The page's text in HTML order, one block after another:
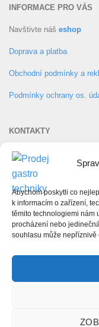
Abychom poskytli co
k informacím o zařízení,
těmito technologiemi nám
procházení nebo
souhlasu může nepříznivě
INFORMACE PRO VÁS
Navštivte náš eshop
Doprava a platba
Obchodní podmínky a
Podmínky ochrany os.
KONTAKTY
info@gastprofit.cz
+ 420 777 893 333
GAST-PROFIT s.r.o.
Copyright